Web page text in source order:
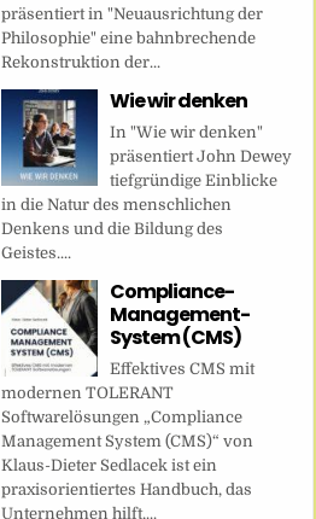
präsentiert in "Neuausrichtung der
Philosophie" eine bahnbrechende
Rekonstruktion der...
Wie wir denken
In "Wie wir denken"
präsentiert John Dewey
tiefgründige Einblicke
in die Natur des menschlichen
Denkens und die Bildung des
Geistes....
Compliance-
Management-
System (CMS)
Effektives CMS mit
modernen TOLERANT
Softwarelösungen „Compliance
Management System (CMS)“ von
Klaus-Dieter Sedlacek ist ein
praxisorientiertes Handbuch, das
Unternehmen hilft,...